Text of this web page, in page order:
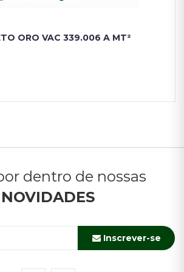
ORO VAC 339.006 A MT²
dentro de nossas
NOVIDADES
Inscrever-se